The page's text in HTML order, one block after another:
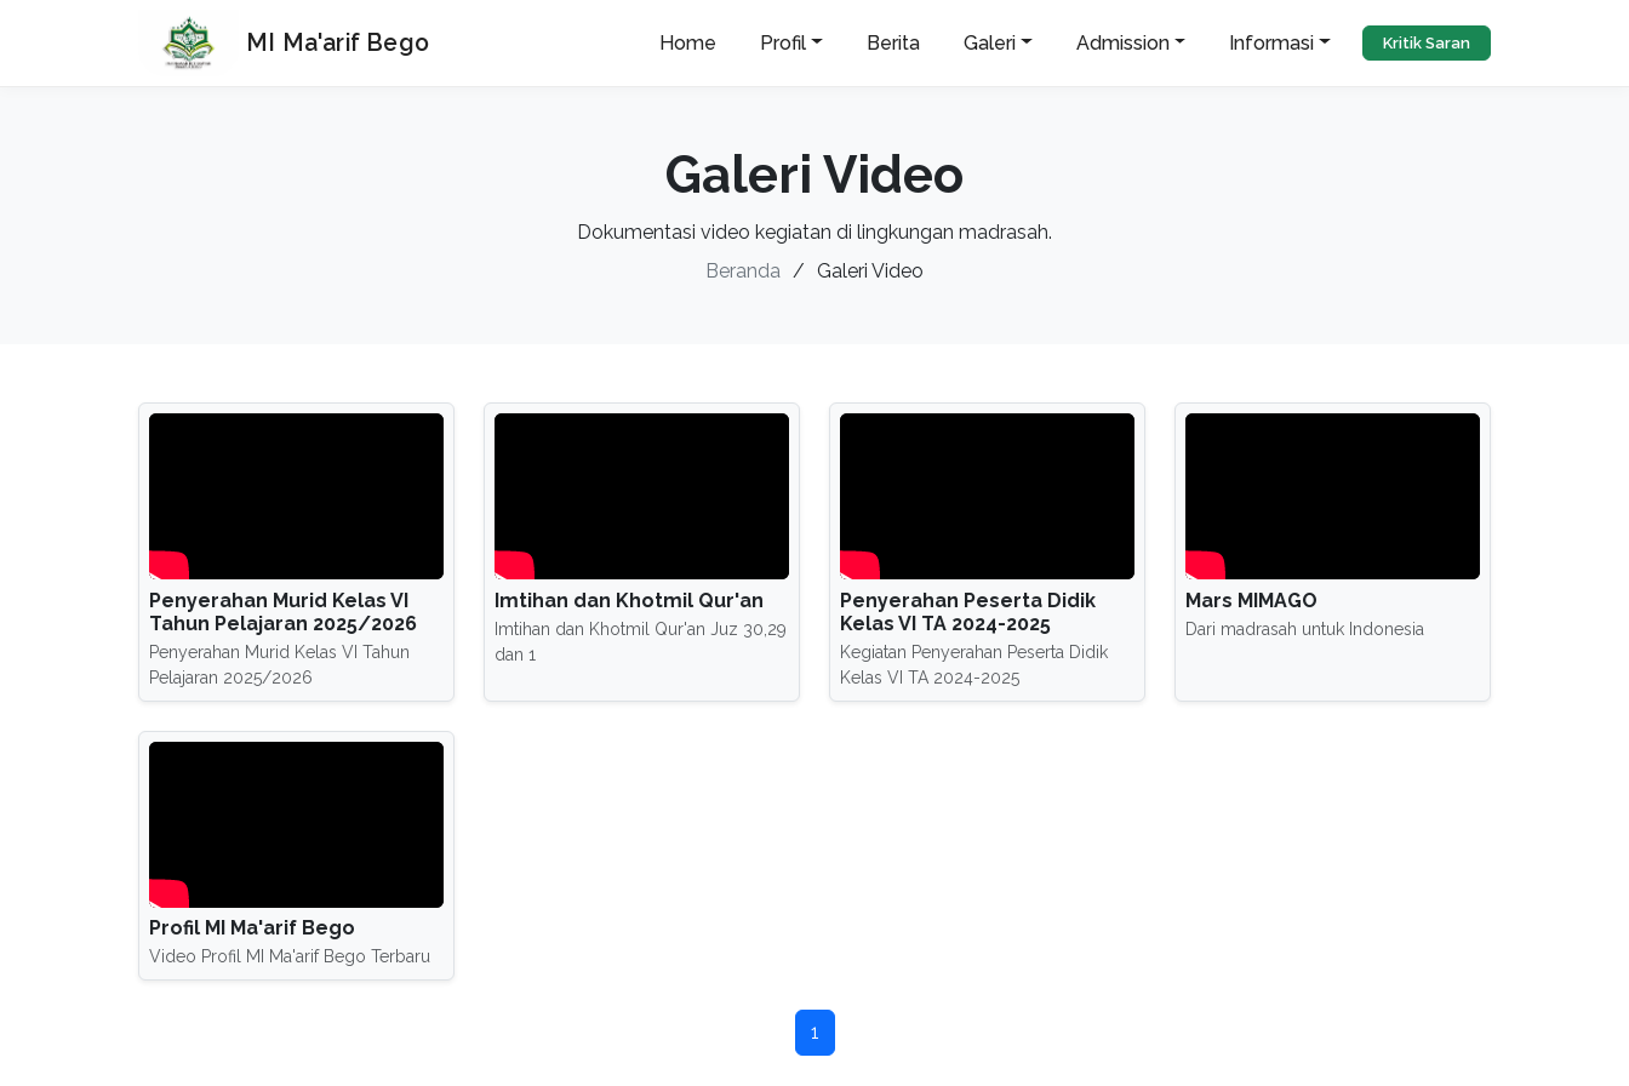
MI Ma'arif Bego Home Profil Berita Galeri Admission Informasi Kritik Saran
Galeri Video
Dokumentasi video kegiatan di lingkungan madrasah.
Beranda
Galeri Video
Penyerahan Murid Kelas VI
Tahun Pelajaran 2025/2026
Penyerahan Murid Kelas VI Tahun
Pelajaran 2025/2026
Imtihan dan Khotmil Qur'an
Imtihan dan Khotmil Qur'an Juz 30,29
dan 1
Penyerahan Peserta Didik
Kelas VI TA 2024-2025
Kegiatan Penyerahan Peserta Didik
Kelas VI TA 2024-2025
Mars MIMAGO
Dari madrasah untuk Indonesia
Profil MI Ma'arif Bego
Video Profil MI Ma'arif Bego Terbaru
1